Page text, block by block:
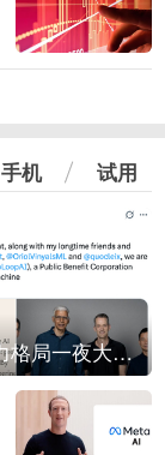
手机 试用
谷歌AI权力格局一夜大洗牌